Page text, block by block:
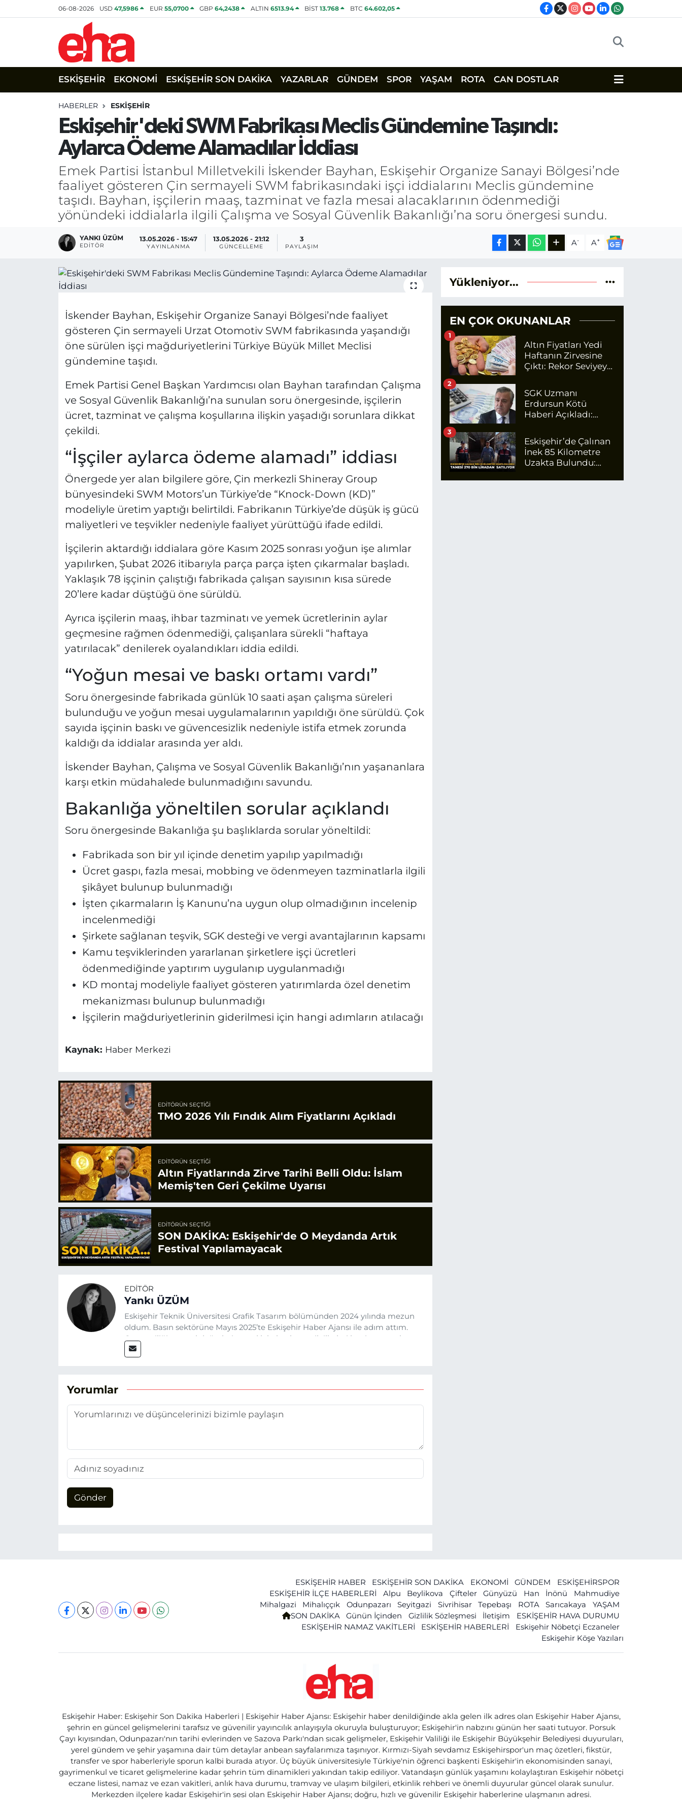
06-08-2026 USD47,5986 EUR 55,0700 GBP64,2438 ALTIN 6513.94 BİST13.768 BTC 64.602,05
ESKİŞEHİR EKONOMİ ESKİŞEHİR SON DAKİKA YAZARLAR GÜNDEM SPOR YAŞAM ROTA CAN DOSTLAR
HABERLER ESKİŞEHİR
Eskişehir'deki SWM Fabrikası Meclis Gündemine Taşındı:
Aylarca Ödeme Alamadılar İddiası
Emek Partisi İstanbul Milletvekili İskender Bayhan, Eskişehir Organize Sanayi Bölgesi’nde
faaliyet gösteren Çin sermayeli SWM fabrikasındaki işçi iddialarını Meclis gündemine
taşıdı. Bayhan, işçilerin maaş, tazminat ve fazla mesai alacaklarının ödenmediği
yönündeki iddialarla ilgili Çalışma ve Sosyal Güvenlik Bakanlığı’na soru önergesi sundu.
YANKI ÜZÜM
EDITÖR
13.05.2026 - 15:47
YAYINLANMA
13.05.2026 - 21:12
GÜNCELLEME
3
PAYLAŞIM A- A+
İskender Bayhan, Eskişehir Organize Sanayi Bölgesi’nde faaliyet
gösteren Çin sermayeli Urzat Otomotiv SWM fabrikasında yaşandığı
öne sürülen işçi mağduriyetlerini Türkiye Büyük Millet Meclisi
gündemine taşıdı.
Emek Partisi Genel Başkan Yardımcısı olan Bayhan tarafından Çalışma
ve Sosyal Güvenlik Bakanlığı’na sunulan soru önergesinde, işçilerin
ücret, tazminat ve çalışma koşullarına ilişkin yaşadığı sorunlara dikkat
çekildi.
“İşçiler aylarca ödeme alamadı” iddiası
Önergede yer alan bilgilere göre, Çin merkezli Shineray Group
bünyesindeki SWM Motors’un Türkiye’de “Knock-Down (KD)”
modeliyle üretim yaptığı belirtildi. Fabrikanın Türkiye’de düşük iş gücü
maliyetleri ve teşvikler nedeniyle faaliyet yürüttüğü ifade edildi.
İşçilerin aktardığı iddialara göre Kasım 2025 sonrası yoğun işe alımlar
yapılırken, Şubat 2026 itibarıyla parça parça işten çıkarmalar başladı.
Yaklaşık 78 işçinin çalıştığı fabrikada çalışan sayısının kısa sürede
20’lere kadar düştüğü öne sürüldü.
Ayrıca işçilerin maaş, ihbar tazminatı ve yemek ücretlerinin aylar
geçmesine rağmen ödenmediği, çalışanlara sürekli “haftaya
yatırılacak” denilerek oyalandıkları iddia edildi.
“Yoğun mesai ve baskı ortamı vardı”
Soru önergesinde fabrikada günlük 10 saati aşan çalışma süreleri
bulunduğu ve yoğun mesai uygulamalarının yapıldığı öne sürüldü. Çok
sayıda işçinin baskı ve güvencesizlik nedeniyle istifa etmek zorunda
kaldığı da iddialar arasında yer aldı.
İskender Bayhan, Çalışma ve Sosyal Güvenlik Bakanlığı’nın yaşananlara
karşı etkin müdahalede bulunmadığını savundu.
Bakanlığa yöneltilen sorular açıklandı
Soru önergesinde Bakanlığa şu başlıklarda sorular yöneltildi:
Fabrikada son bir yıl içinde denetim yapılıp yapılmadığı
Ücret gaspı, fazla mesai, mobbing ve ödenmeyen tazminatlarla ilgili
şikâyet bulunup bulunmadığı
İşten çıkarmaların İş Kanunu’na uygun olup olmadığının incelenip
incelenmediği
Şirkete sağlanan teşvik, SGK desteği ve vergi avantajlarının kapsamı
Kamu teşviklerinden yararlanan şirketlere işçi ücretleri
ödenmediğinde yaptırım uygulanıp uygulanmadığı
KD montaj modeliyle faaliyet gösteren yatırımlarda özel denetim
mekanizması bulunup bulunmadığı
İşçilerin mağduriyetlerinin giderilmesi için hangi adımların atılacağı
Kaynak: Haber Merkezi
EDITÖRÜN SEÇTIĞI
TMO 2026 Yılı Fındık Alım Fiyatlarını Açıkladı
EDITÖRÜN SEÇTIĞI
Altın Fiyatlarında Zirve Tarihi Belli Oldu: İslam
Memiş'ten Geri Çekilme Uyarısı
EDITÖRÜN SEÇTIĞI
SON DAKİKA: Eskişehir'de O Meydanda Artık
Festival Yapılamayacak
EDITÖR
Yankı ÜZÜM
Eskişehir Teknik Üniversitesi Grafik Tasarım bölümünden 2024 yılında mezun
oldum. Basın sektörüne Mayıs 2025’te Eskişehir Haber Ajansı ile adım attım.
Gazeteciliğin temel değerlerine sadık kalarak ve etik ilkeleri benimseyerek,
Eskişehir gündemini en doğru ve sıcak şekilde takipçilerimize aktarmayı
Yorumlar
Gönder
Yükleniyor...
EN ÇOK OKUNANLAR
Altın Fiyatları Yedi
Haftanın Zirvesine
Çıktı: Rekor Seviyeye
1
SGK Uzmanı
Erdursun Kötü
Haberi Açıkladı:
İçin Net Rakam
2
Eskişehir’de Çalınan
İnek 85 Kilometre
Uzakta Bulundu:
Liradan Satılıyor
3
ESKİŞEHİR HABER ESKİŞEHİR SON DAKİKA EKONOMİ GÜNDEM
ESKİŞEHİRSPOR
ESKİŞEHİR İLÇE HABERLERİ
Alpu Beylikova Çifteler Günyüzü Han İnönü
Mahmudiye
Mihalgazi
Mihalıççık Odunpazarı Seyitgazi Sivrihisar Tepebaşı ROTA Sarıcakaya
YAŞAM
SON DAKİKA
Günün İçinden Gizlilik Sözleşmesi İletişim
ESKİŞEHİR HAVA DURUMU
ESKİŞEHİR NAMAZ VAKİTLERİ
ESKİŞEHİR HABERLERİ
Eskişehir Nöbetçi Eczaneler
Eskişehir Köşe Yazıları
Eskişehir Haber: Eskişehir Son Dakika Haberleri | Eskişehir Haber Ajansı: Eskişehir haber denildiğinde akla gelen ilk adres olan Eskişehir Haber Ajansı,
şehrin en güncel gelişmelerini tarafsız ve güvenilir yayıncılık anlayışıyla okuruyla buluşturuyor; Eskişehir'in nabzını günün her saati tutuyor. Porsuk
Çayı kıyısından, Odunpazarı'nın tarihi evlerinden ve Sazova Parkı'ndan sıcak gelişmeler, Eskişehir Valiliği ile Eskişehir Büyükşehir Belediyesi duyuruları,
yerel gündem ve şehir yaşamına dair tüm detaylar anbean sayfalarımıza taşınıyor. Kırmızı-Siyah sevdamız Eskişehirspor'un maç özetleri, fikstür,
transfer ve spor haberleriyle sporun kalbi burada atıyor. Üç büyük üniversitesiyle Türkiye'nin öğrenci başkenti Eskişehir'in ekonomisinden sanayi,
gayrimenkul ve ticaret gelişmelerine kadar şehrin tüm dinamikleri yakından takip ediliyor. Vatandaşın günlük yaşamını kolaylaştıran Eskişehir nöbetçi
eczane listesi, namaz ve ezan vakitleri, anlık hava durumu, tramvay ve ulaşım bilgileri, etkinlik rehberi ve önemli duyurular güncel olarak sunulur.
Merkezden ilçelere kadar Eskişehir'in sesi olan Eskişehir Haber Ajansı; doğru, hızlı ve güvenilir Eskişehir haberlerine ulaşmanın adresi.